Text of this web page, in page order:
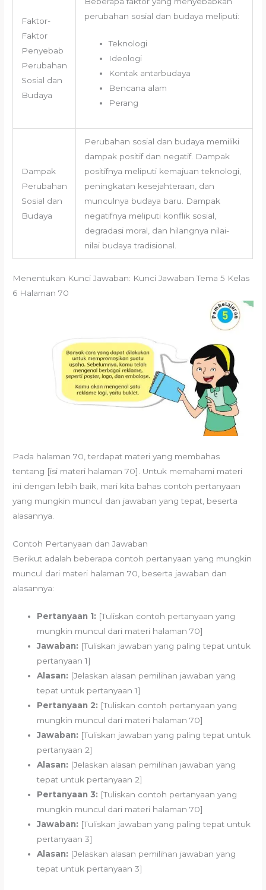
Faktor-
Faktor
Penyebab
Perubahan
Sosial dan
Budaya
perubahan sosial dan budaya meliputi:
Teknologi
Ideologi
Kontak antarbudaya
Bencana alam
Perang
Dampak
Perubahan
Sosial dan
Budaya
Perubahan sosial dan budaya memiliki
dampak positif dan negatif. Dampak
positifnya meliputi kemajuan teknologi,
peningkatan kesejahteraan, dan
munculnya budaya baru. Dampak
negatifnya meliputi konflik sosial,
degradasi moral, dan hilangnya nilai-
nilai budaya tradisional.
Menentukan Kunci Jawaban: Kunci Jawaban Tema 5 Kelas
6 Halaman 70
Pada halaman 70, terdapat materi yang membahas
tentang [isi materi halaman 70]. Untuk memahami materi
ini dengan lebih baik, mari kita bahas contoh pertanyaan
yang mungkin muncul dan jawaban yang tepat, beserta
alasannya.
Contoh Pertanyaan dan Jawaban
Berikut adalah beberapa contoh pertanyaan yang mungkin
muncul dari materi halaman 70, beserta jawaban dan
alasannya:
Pertanyaan 1: [Tuliskan contoh pertanyaan yang
mungkin muncul dari materi halaman 70]
Jawaban: [Tuliskan jawaban yang paling tepat untuk
pertanyaan 1]
Alasan: [Jelaskan alasan pemilihan jawaban yang
tepat untuk pertanyaan 1]
Pertanyaan 2: [Tuliskan contoh pertanyaan yang
mungkin muncul dari materi halaman 70]
Jawaban: [Tuliskan jawaban yang paling tepat untuk
pertanyaan 2]
Alasan: [Jelaskan alasan pemilihan jawaban yang
tepat untuk pertanyaan 2]
Pertanyaan 3: [Tuliskan contoh pertanyaan yang
mungkin muncul dari materi halaman 70]
Jawaban: [Tuliskan jawaban yang paling tepat untuk
pertanyaan 3]
Alasan: [Jelaskan alasan pemilihan jawaban yang
tepat untuk pertanyaan 3]